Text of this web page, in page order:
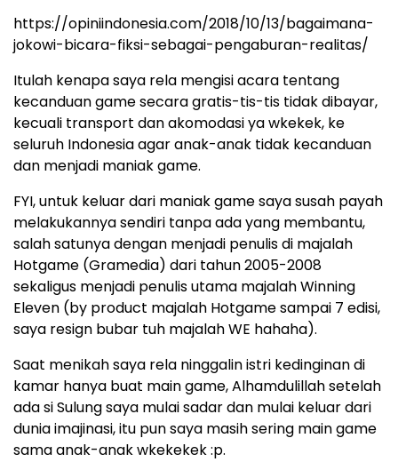
https://opiniindonesia.com/2018/10/13/bagaimana-
jokowi-bicara-fiksi-sebagai-pengaburan-realitas/
Itulah kenapa saya rela mengisi acara tentang
kecanduan game secara gratis-tis-tis tidak dibayar,
kecuali transport dan akomodasi ya wkekek, ke
seluruh Indonesia agar anak-anak tidak kecanduan
dan menjadi maniak game.
FYI, untuk keluar dari maniak game saya susah payah
melakukannya sendiri tanpa ada yang membantu,
salah satunya dengan menjadi penulis di majalah
Hotgame (Gramedia) dari tahun 2005-2008
sekaligus menjadi penulis utama majalah Winning
Eleven (by product majalah Hotgame sampai 7 edisi,
saya resign bubar tuh majalah WE hahaha).
Saat menikah saya rela ninggalin istri kedinginan di
kamar hanya buat main game, Alhamdulillah setelah
ada si Sulung saya mulai sadar dan mulai keluar dari
dunia imajinasi, itu pun saya masih sering main game
sama anak-anak wkekekek :p.